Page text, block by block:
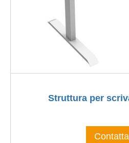
Struttura per